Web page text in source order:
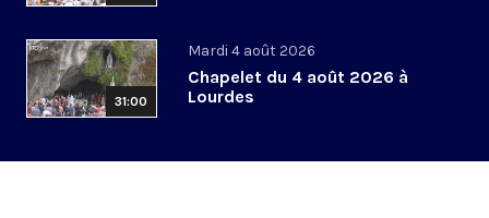
31:00
Mardi 4 août 2026
Chapelet du 4 août 2026 à
Lourdes